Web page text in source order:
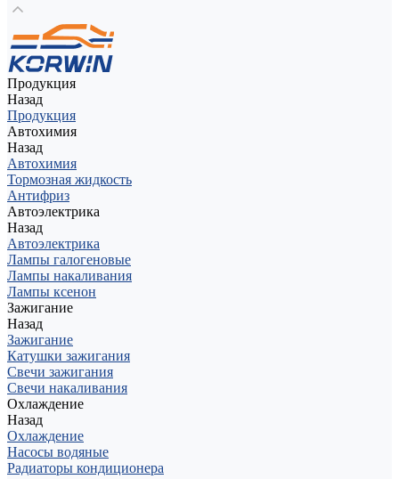
Продукция
Назад
Продукция
Автохимия
Назад
Автохимия
Тормозная жидкость
Антифриз
Автоэлектрика
Назад
Автоэлектрика
Лампы галогеновые
Лампы накаливания
Лампы ксенон
Зажигание
Назад
Зажигание
Катушки зажигания
Свечи зажигания
Свечи накаливания
Охлаждение
Назад
Охлаждение
Насосы водяные
Радиаторы кондиционера